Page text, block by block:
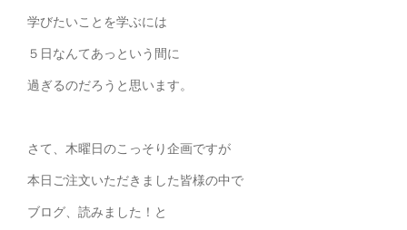
学びたいことを学ぶには
５日なんてあっという間に
過ぎるのだろうと思います。
さて、木曜日のこっそり企画ですが
本日ご注文いただきました皆様の中で
ブログ、読みました！と